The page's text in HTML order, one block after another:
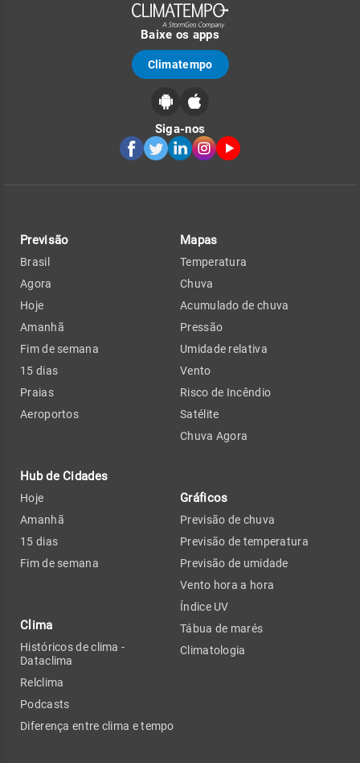
Baixe os apps
Climatempo
Siga-nos
Previsão
Brasil
Agora
Hoje
Amanhã
Fim de semana
15 dias
Praias
Aeroportos
Hub de Cidades
Hoje
Amanhã
15 dias
Fim de semana
Clima
Históricos de clima -
Dataclima
Relclima
Podcasts
Diferença entre clima e tempo
Mapas
Temperatura
Chuva
Acumulado de chuva
Pressão
Umidade relativa
Vento
Risco de Incêndio
Satélite
Chuva Agora
Gráficos
Previsão de chuva
Previsão de temperatura
Previsão de umidade
Vento hora a hora
Índice UV
Tábua de marés
Climatologia